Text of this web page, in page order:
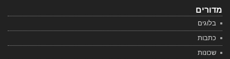
מדורים
בלוגים
כתבות
שכונות